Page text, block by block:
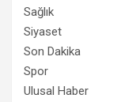
Sağlık
Siyaset
Son Dakika
Spor
Ulusal Haber